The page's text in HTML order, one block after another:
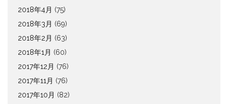
2018年4月 (75)
2018年3月 (69)
2018年2月 (63)
2018年1月 (60)
2017年12月 (76)
2017年11月 (76)
2017年10月 (82)